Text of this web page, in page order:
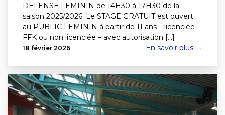
DEFENSE FEMININ de 14H30 à 17H30 de la
saison 2025/2026. Le STAGE GRATUIT est ouvert
au PUBLIC FEMININ à partir de 11 ans – licenciée
FFK ou non licenciée – avec autorisation [...]
18 février 2026 En savoir plus →